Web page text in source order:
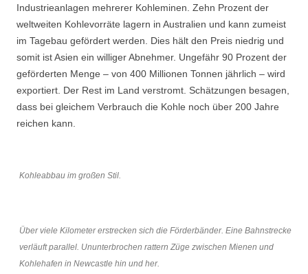
Industrieanlagen mehrerer Kohleminen. Zehn Prozent der
weltweiten Kohlevorräte lagern in Australien und kann zumeist
im Tagebau gefördert werden. Dies hält den Preis niedrig und
somit ist Asien ein williger Abnehmer. Ungefähr 90 Prozent der
geförderten Menge – von 400 Millionen Tonnen jährlich – wird
exportiert. Der Rest im Land verstromt. Schätzungen besagen,
dass bei gleichem Verbrauch die Kohle noch über 200 Jahre
reichen kann.
Kohleabbau im großen Stil.
Über viele Kilometer erstrecken sich die Förderbänder. Eine Bahnstrecke
verläuft parallel. Ununterbrochen rattern Züge zwischen Mienen und
Kohlehafen in Newcastle hin und her.